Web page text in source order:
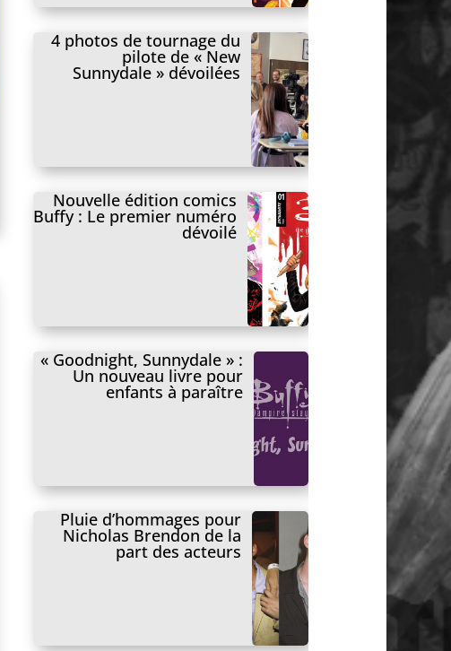
4 photos de tournage du
pilote de « New
Sunnydale » dévoilées
Nouvelle édition comics
Buffy : Le premier numéro
dévoilé
« Goodnight, Sunnydale » :
Un nouveau livre pour
enfants à paraître
Pluie d’hommages pour
Nicholas Brendon de la
part des acteurs